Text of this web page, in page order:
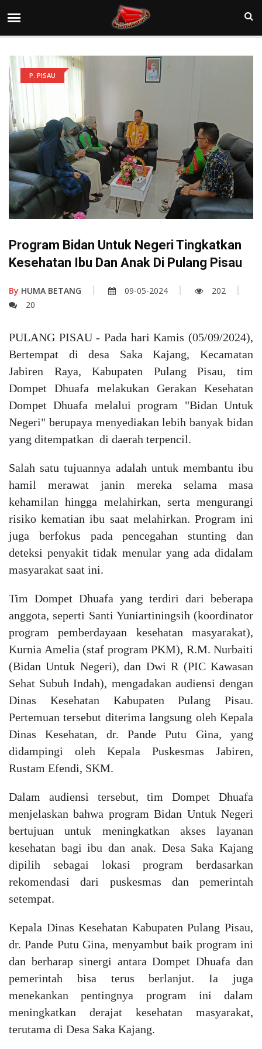
P. PISAU
Program Bidan Untuk Negeri Tingkatkan
Kesehatan Ibu Dan Anak Di Pulang Pisau
By HUMA BETANG 09-05-2024
202
20
PULANG PISAU - Pada hari Kamis (05/09/2024),
Bertempat di desa Saka Kajang, Kecamatan
Jabiren Raya, Kabupaten Pulang Pisau, tim
Dompet Dhuafa melakukan Gerakan Kesehatan
Dompet Dhuafa melalui program "Bidan Untuk
Negeri" berupaya menyediakan lebih banyak bidan
yang ditempatkan di daerah terpencil.
Salah satu tujuannya adalah untuk membantu ibu
hamil merawat janin mereka selama masa
kehamilan hingga melahirkan, serta mengurangi
risiko kematian ibu saat melahirkan. Program ini
juga berfokus pada pencegahan stunting dan
deteksi penyakit tidak menular yang ada didalam
masyarakat saat ini.
Tim Dompet Dhuafa yang terdiri dari beberapa
anggota, seperti Santi Yuniartiningsih (koordinator
program pemberdayaan kesehatan masyarakat),
Kurnia Amelia (staf program PKM), R.M. Nurbaiti
(Bidan Untuk Negeri), dan Dwi R (PIC Kawasan
Sehat Subuh Indah), mengadakan audiensi dengan
Dinas Kesehatan Kabupaten Pulang Pisau.
Pertemuan tersebut diterima langsung oleh Kepala
Dinas Kesehatan, dr. Pande Putu Gina, yang
didampingi oleh Kepala Puskesmas Jabiren,
Rustam Efendi, SKM.
Dalam audiensi tersebut, tim Dompet Dhuafa
menjelaskan bahwa program Bidan Untuk Negeri
bertujuan untuk meningkatkan akses layanan
kesehatan bagi ibu dan anak. Desa Saka Kajang
dipilih sebagai lokasi program berdasarkan
rekomendasi dari puskesmas dan pemerintah
setempat.
Kepala Dinas Kesehatan Kabupaten Pulang Pisau,
dr. Pande Putu Gina, menyambut baik program ini
dan berharap sinergi antara Dompet Dhuafa dan
pemerintah bisa terus berlanjut. Ia juga
menekankan pentingnya program ini dalam
meningkatkan derajat kesehatan masyarakat,
terutama di Desa Saka Kajang.